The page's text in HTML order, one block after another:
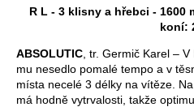
R L - 3 klisny a hřebci - 1600
koní:
ABSOLUTIC , tr. Germič Karel –
mu nesedlo pomalé tempo a v
místa necelé 3 délky na vítěze.
má hodně vytrvalosti, takže